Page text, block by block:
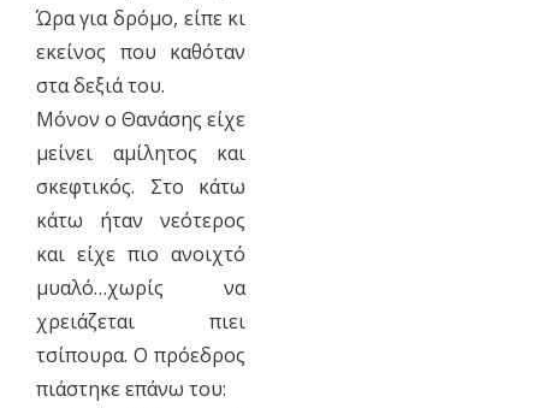
Ώρα για δρόμο, είπε κι
εκείνος που καθόταν
στα δεξιά του.
Μόνον ο Θανάσης είχε
μείνει αμίλητος και
σκεφτικός. Στο κάτω
κάτω ήταν νεότερος
και είχε πιο ανοιχτό
μυαλό…χωρίς να
χρειάζεται πιει
τσίπουρα. Ο πρόεδρος
πιάστηκε επάνω του: